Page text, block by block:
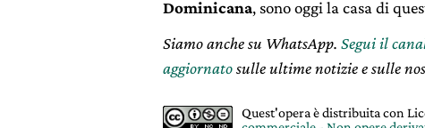
Dominicana, sono oggi la casa di
Siamo anche su WhatsApp. Segui il
aggiornatosulle ultime notizie e sulle
Quest'opera è distribuita con